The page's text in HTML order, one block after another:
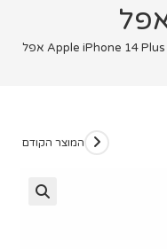
המוצר הקודם